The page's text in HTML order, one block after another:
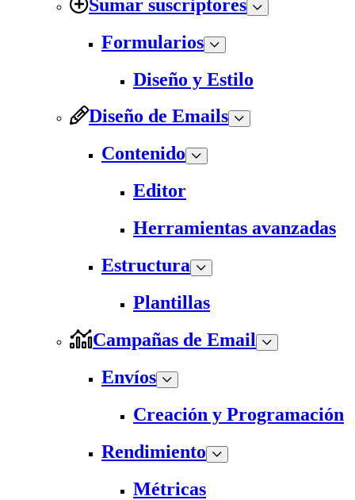
Sumar suscriptores
Formularios
Diseño y Estilo
Diseño de Emails
Contenido
Editor
Herramientas avanzadas
Estructura
Plantillas
Campañas de Email
Envíos
Creación y Programación
Rendimiento
Métricas